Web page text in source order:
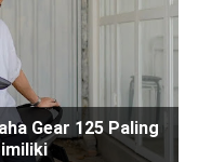
Gear 125 Paling